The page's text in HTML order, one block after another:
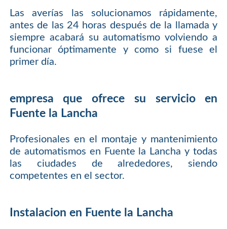
Las averías las solucionamos rápidamente,
antes de las 24 horas después de la llamada y
siempre acabará su automatismo volviendo a
funcionar óptimamente y como si fuese el
primer día.
empresa que ofrece su servicio en
Fuente la Lancha
Profesionales en el montaje y mantenimiento
de automatismos en Fuente la Lancha y todas
las ciudades de alrededores, siendo
competentes en el sector.
Instalacion en Fuente la Lancha